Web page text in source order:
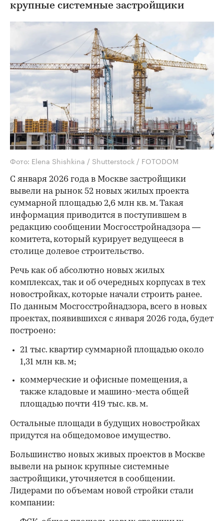
крупные системные застройщики
Фото: Elena Shishkina / Shutterstock / FOTODOM
С января 2026 года в Москве застройщики
вывели на рынок 52 новых жилых проекта
суммарной площадью 2,6 млн кв. м. Такая
информация приводится в поступившем в
редакцию сообщении Мосгосстройнадзора —
комитета, который курирует ведущееся в
столице долевое строительство.
Речь как об абсолютно новых жилых
комплексах, так и об очередных корпусах в тех
новостройках, которые начали строить ранее.
По данным Мосгосстройнадзора, всего в новых
проектах, появившихся с января 2026 года, будет
построено:
21 тыс. квартир суммарной площадью около
1,31 млн кв. м;
коммерческие и офисные помещения, а
также кладовые и машино-места общей
площадью почти 419 тыс. кв. м.
Остальные площади в будущих новостройках
придутся на общедомовое имущество.
Большинство новых живых проектов в Москве
вывели на рынок крупные системные
застройщики, уточняется в сообщении.
Лидерами по объемам новой стройки стали
компании: